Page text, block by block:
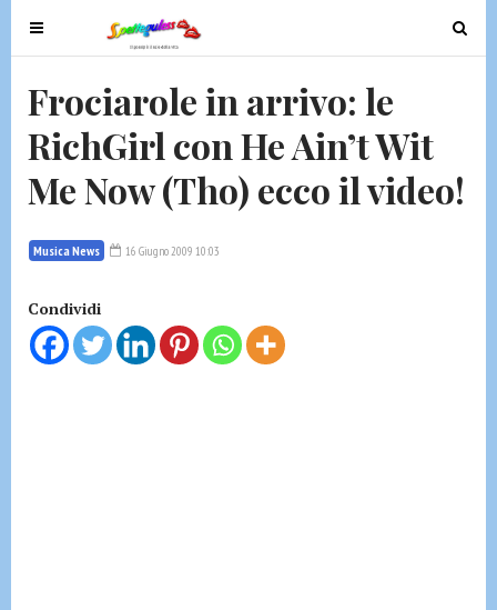
T
o
g
l
e
n
v
i
a
t
T
o
n
Frociarole in arrivo: le
RichGirl con He Ain’t Wit
Me Now (Tho) ecco il video!
Musica News 16 Giugno 2009 10:03
Condividi